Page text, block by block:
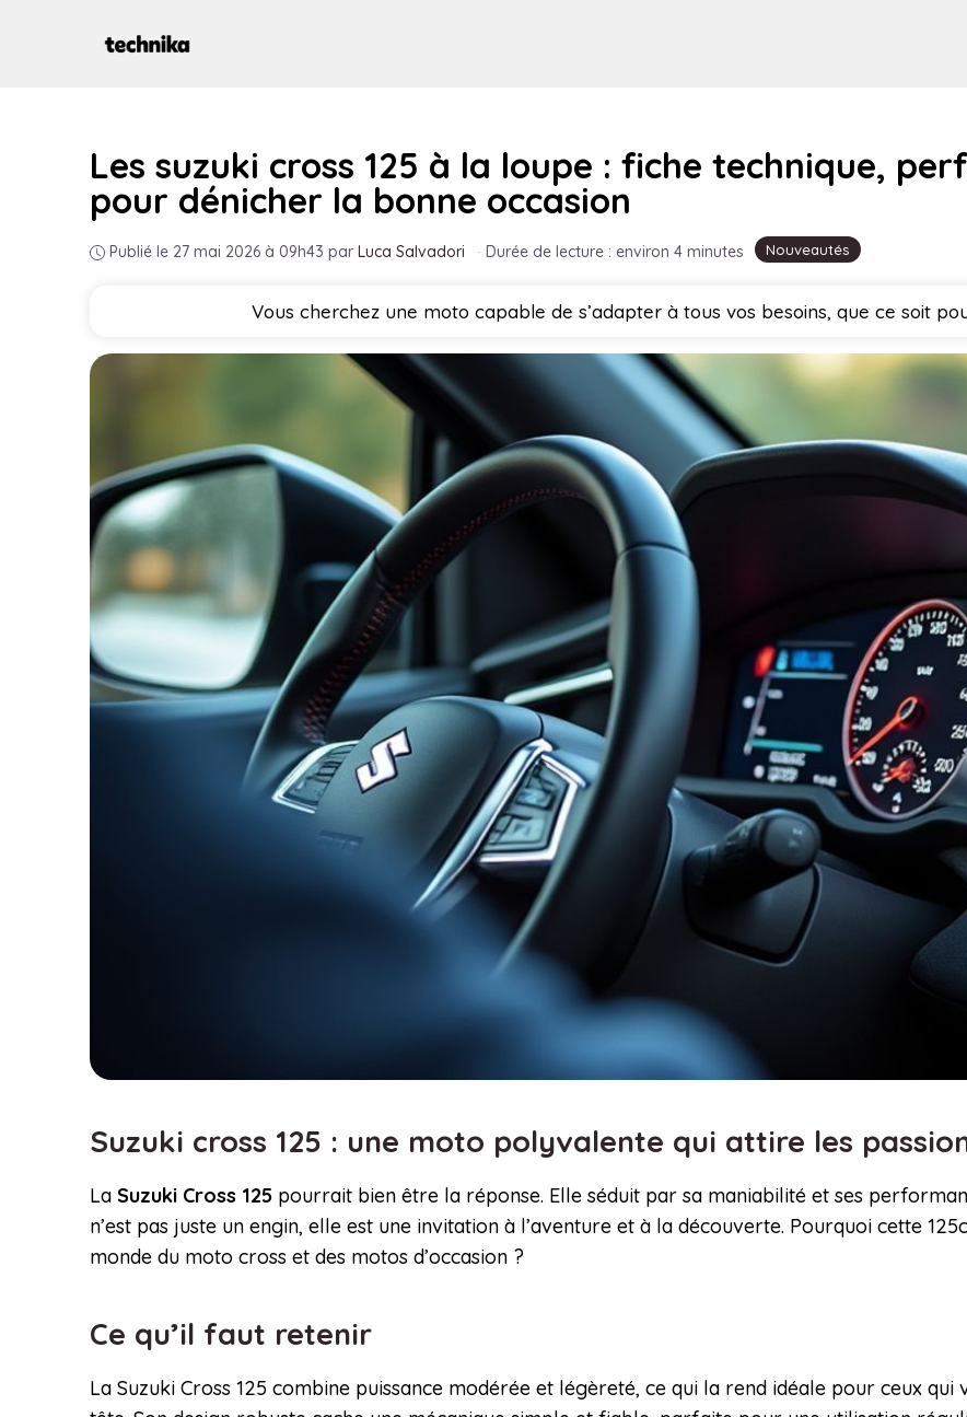
Nouveautés
Les suzuki cross 125 à la loupe : fiche technique,
pour dénicher la bonne occasion
Publié le 27 mai 2026 à 09h43 par Luca Salvadori · Durée de lecture : environ 4 minutes
Vous cherchez une moto capable de s’adapter à tous vos besoins, que ce soit
Suzuki cross 125 : une moto polyvalente qui attire les
La Suzuki Cross 125 pourrait bien être la réponse. Elle séduit par sa maniabilité et ses
n’est pas juste un engin, elle est une invitation à l’aventure et à la découverte. Pourquoi cette
monde du moto cross et des motos d’occasion ?
Ce qu’il faut retenir
La Suzuki Cross 125 combine puissance modérée et légèreté, ce qui la rend idéale pour ceux